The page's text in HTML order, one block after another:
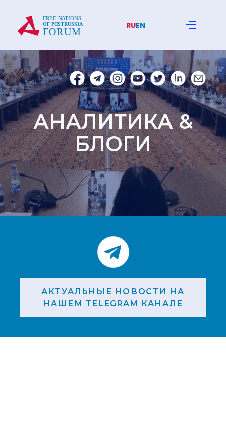
RUEN
АНАЛИТИКА &
БЛОГИ
АКТУАЛЬНЫЕ НОВОСТИ НА
НАШЕМ TELEGRAM КАНАЛЕ